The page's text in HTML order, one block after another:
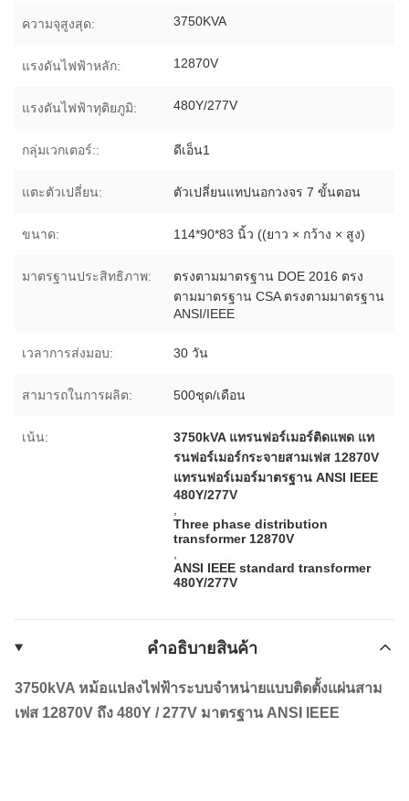
ความจุสูงสุด: 3750KVA
แรงดันไฟฟ้าหลัก: 12870V
แรงดันไฟฟ้าทุติยภูมิ: 480Y/277V
กลุ่มเวกเตอร์:: ดีเอ็น1
แตะตัวเปลี่ยน: ตัวเปลี่ยนแทปนอกวงจร 7 ขั้นตอน
ขนาด: 114*90*83 นิ้ว ((ยาว × กว้าง × สูง)
มาตรฐานประสิทธิภาพ:
ตรงตามมาตรฐาน DOE 2016 ตรง
ตามมาตรฐาน CSA ตรงตามมาตรฐาน
ANSI/IEEE
เวลาการส่งมอบ: 30 วัน
สามารถในการผลิต: 500ชุด/เดือน
เน้น:
3750kVA แทรนฟอร์เมอร์ติดแพด แท
รนฟอร์เมอร์กระจายสามเฟส 12870V
แทรนฟอร์เมอร์มาตรฐาน ANSI IEEE
480Y/277V
Three phase distribution
transformer 12870V
ANSI IEEE standard transformer
480Y/277V
คําอธิบายสินค้า
3750kVA หม้อแปลงไฟฟ้าระบบจำหน่ายแบบติดตั้งแผ่นสาม
เฟส 12870V ถึง 480Y / 277V มาตรฐาน ANSI IEEE